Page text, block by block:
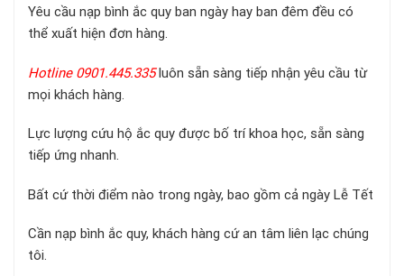
Yêu cầu nạp bình ắc quy ban ngày hay ban đêm đều có
thể xuất hiện đơn hàng.
Hotline 0901.445.335 luôn sẵn sàng tiếp nhận yêu cầu từ
mọi khách hàng.
Lực lượng cứu hộ ắc quy được bố trí khoa học, sẵn sàng
tiếp ứng nhanh.
Bất cứ thời điểm nào trong ngày, bao gồm cả ngày Lễ Tết
Cần nạp bình ắc quy, khách hàng cứ an tâm liên lạc chúng
tôi.